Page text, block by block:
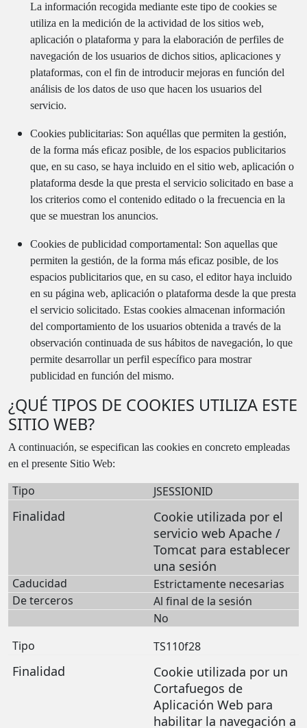
La información recogida mediante este tipo de cookies se
utiliza en la medición de la actividad de los sitios web,
aplicación o plataforma y para la elaboración de perfiles de
navegación de los usuarios de dichos sitios, aplicaciones y
plataformas, con el fin de introducir mejoras en función del
análisis de los datos de uso que hacen los usuarios del
servicio.
Cookies publicitarias: Son aquéllas que permiten la gestión,
de la forma más eficaz posible, de los espacios publicitarios
que, en su caso, se haya incluido en el sitio web, aplicación o
plataforma desde la que presta el servicio solicitado en base a
los criterios como el contenido editado o la frecuencia en la
que se muestran los anuncios.
Cookies de publicidad comportamental: Son aquellas que
permiten la gestión, de la forma más eficaz posible, de los
espacios publicitarios que, en su caso, el editor haya incluido
en su página web, aplicación o plataforma desde la que presta
el servicio solicitado. Estas cookies almacenan información
del comportamiento de los usuarios obtenida a través de la
observación continuada de sus hábitos de navegación, lo que
permite desarrollar un perfil específico para mostrar
publicidad en función del mismo.
¿QUÉ TIPOS DE COOKIES UTILIZA ESTE
SITIO WEB?
A continuación, se especifican las cookies en concreto empleadas
en el presente Sitio Web:
JSESSIONID
Cookie utilizada por el
servicio web Apache /
Tomcat para establecer
una sesión
Estrictamente necesarias
Al final de la sesión
No
TS110f28
Cookie utilizada por un
Cortafuegos de
Aplicación Web para
habilitar la navegación a